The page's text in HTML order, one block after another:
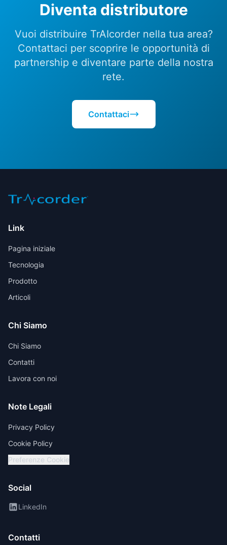
Diventa distributore
Vuoi distribuire TrAIcorder nella tua area?
Contattaci per scoprire le opportunità di
partnership e diventare parte della nostra
rete.
Contattaci
Link
Pagina iniziale
Tecnologia
Prodotto
Articoli
Chi Siamo
Chi Siamo
Contatti
Lavora con noi
Note Legali
Privacy Policy
Cookie Policy
Preferenze Cookie
Social
LinkedIn
Contatti